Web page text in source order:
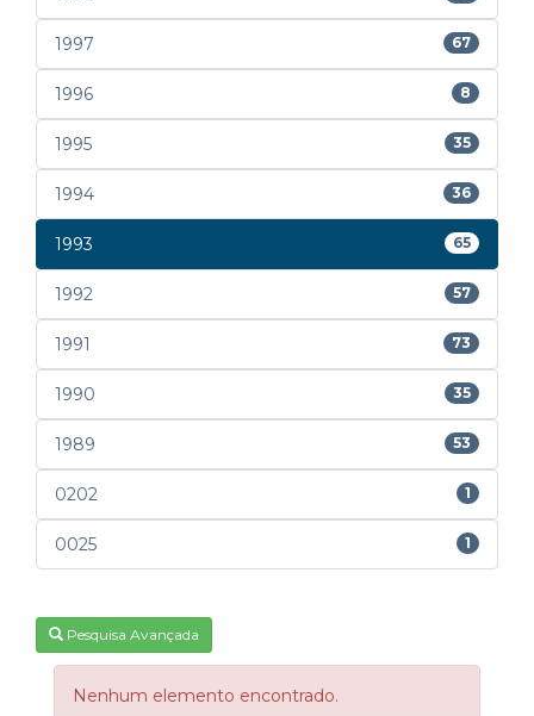
1997 67
1996 8
1995 35
1994 36
1993 65
1992 57
1991 73
1990 35
1989 53
0202 1
0025 1
Pesquisa Avançada
Nenhum elemento encontrado.